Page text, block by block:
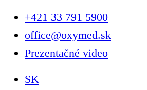
+421 33 791 5900
office@oxymed.sk
Prezentačné video
SK